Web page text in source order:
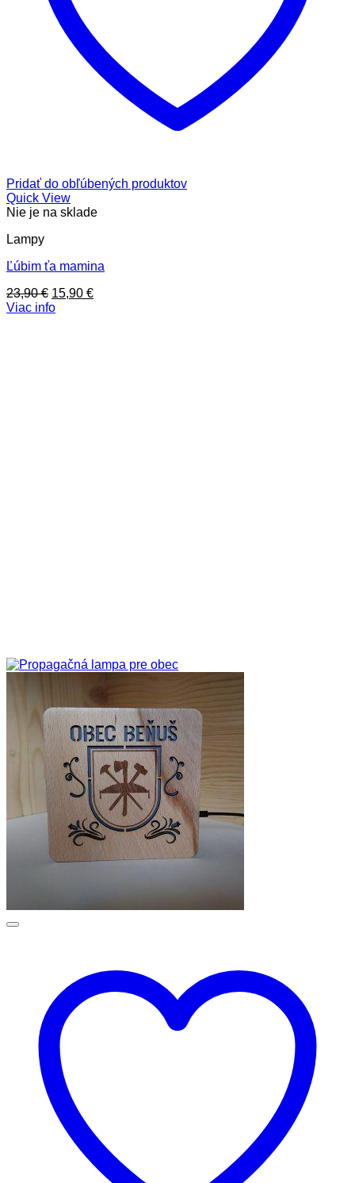
Pridať do obľúbených produktov
Quick View
Nie je na sklade
Lampy
Ľúbim ťa mamina
23,90€ Pôvodná
cena
15,90 €Aktuálna
Viac info